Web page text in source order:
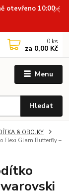
otevřeno 10:00 -
Menu
Hledat
0 ks
za 0,00 Kč
& OBOJKY
Flexi Glam Butterfly –